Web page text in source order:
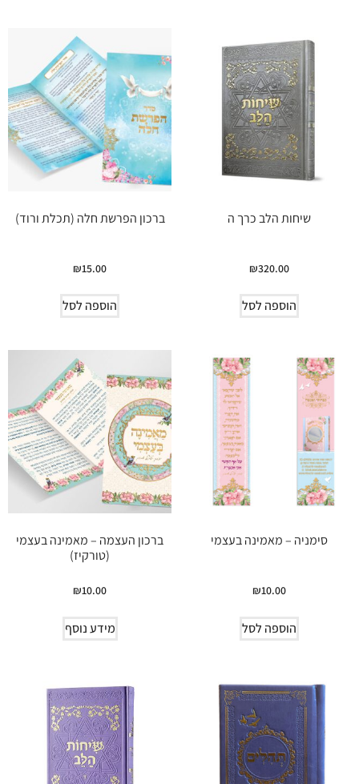
שיחות הלב כרך ה
₪320.00
הוספה לסל
ברכון הפרשת חלה (תכלת ורוד)
₪15.00
הוספה לסל
סימניה – מאמינה בעצמי
₪10.00
הוספה לסל
ברכון העצמה – מאמינה בעצמי
(טורקיז)
₪10.00
מידע נוסף